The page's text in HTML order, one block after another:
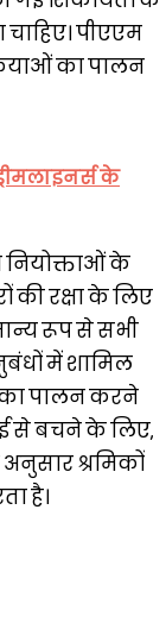
पीएएम
का पालन
के
नियोक्ताओं के
की रक्षा के लिए
रूप से सभी
में शामिल
का पालन करने
से बचने के लिए,
श्रमिकों
है।